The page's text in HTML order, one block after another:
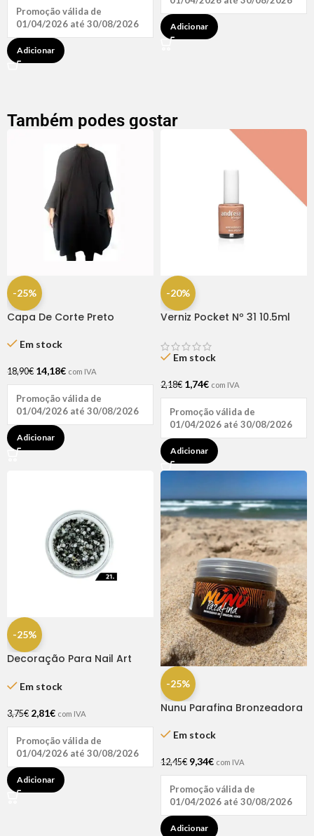
Promoção válida de
01/04/2026 até 30/08/2026
Adicionar
Adicionar
Também podes gostar
-25%
Capa De Corte Preto
Lovecape
Em stock
18,90€ 14,18€ com IVA
Promoção válida de
01/04/2026 até 30/08/2026
Adicionar
-20%
Verniz Pocket Nº 31 10.5ml
Em stock
2,18€ 1,74€ com IVA
Promoção válida de
01/04/2026 até 30/08/2026
Adicionar
-25%
Decoração Para Nail Art
Em stock
3,75€ 2,81€ com IVA
Promoção válida de
01/04/2026 até 30/08/2026
Adicionar
-25%
Nunu Parafina Bronzeadora
Em stock
12,45€ 9,34€ com IVA
Promoção válida de
01/04/2026 até 30/08/2026
Adicionar